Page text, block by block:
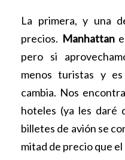
La primera, y una
precios. Manhattan
pero si
menos turistas y
cambia. Nos
hoteles (ya les daré
billetes de avión se
mitad de precio que